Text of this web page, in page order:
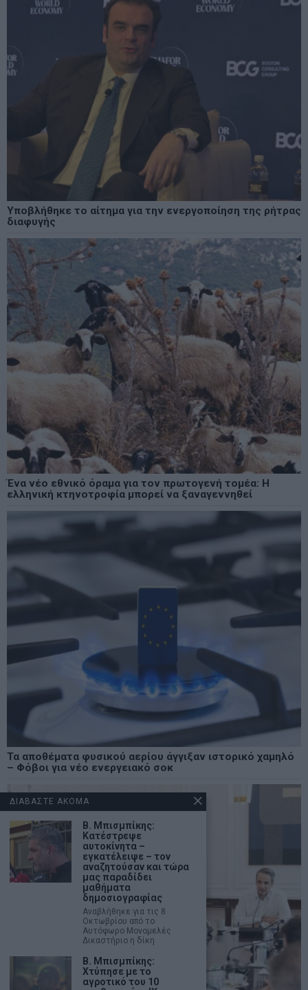
Υποβλήθηκε το αίτημα για την ενεργοποίηση της ρήτρας
διαφυγής
Ένα νέο εθνικό όραμα για τον πρωτογενή τομέα: Η
ελληνική κτηνοτροφία μπορεί να ξαναγεννηθεί
Τα αποθέματα φυσικού αερίου άγγιξαν ιστορικό χαμηλό
– Φόβοι για νέο ενεργειακό σοκ
ΔΙΑΒΑΣΤΕ ΑΚΟΜΑ
Β. Μπισμπίκης:
Κατέστρεψε
αυτοκίνητα –
εγκατέλειψε – τον
αναζητούσαν και τώρα
μας παραδίδει
μαθήματα
δημοσιογραφίας
Αναβλήθηκε για τις 8
Οκτωβρίου από το
Αυτόφωρο Μονομελές
Δικαστήριο η δίκη
Β. Μπισμπίκης:
Χτύπησε με το
αγροτικό του 10